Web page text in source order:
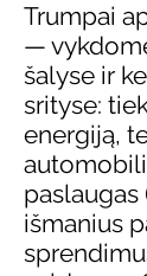
Trumpai
—
šalyse ir
srityse:
energiją,
paslaugas
išmanius